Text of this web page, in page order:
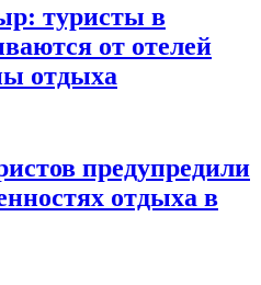
туристы в
от отелей
отдыха
предупредили
отдыха в